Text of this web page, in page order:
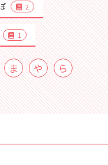
2
1
ま や
ら